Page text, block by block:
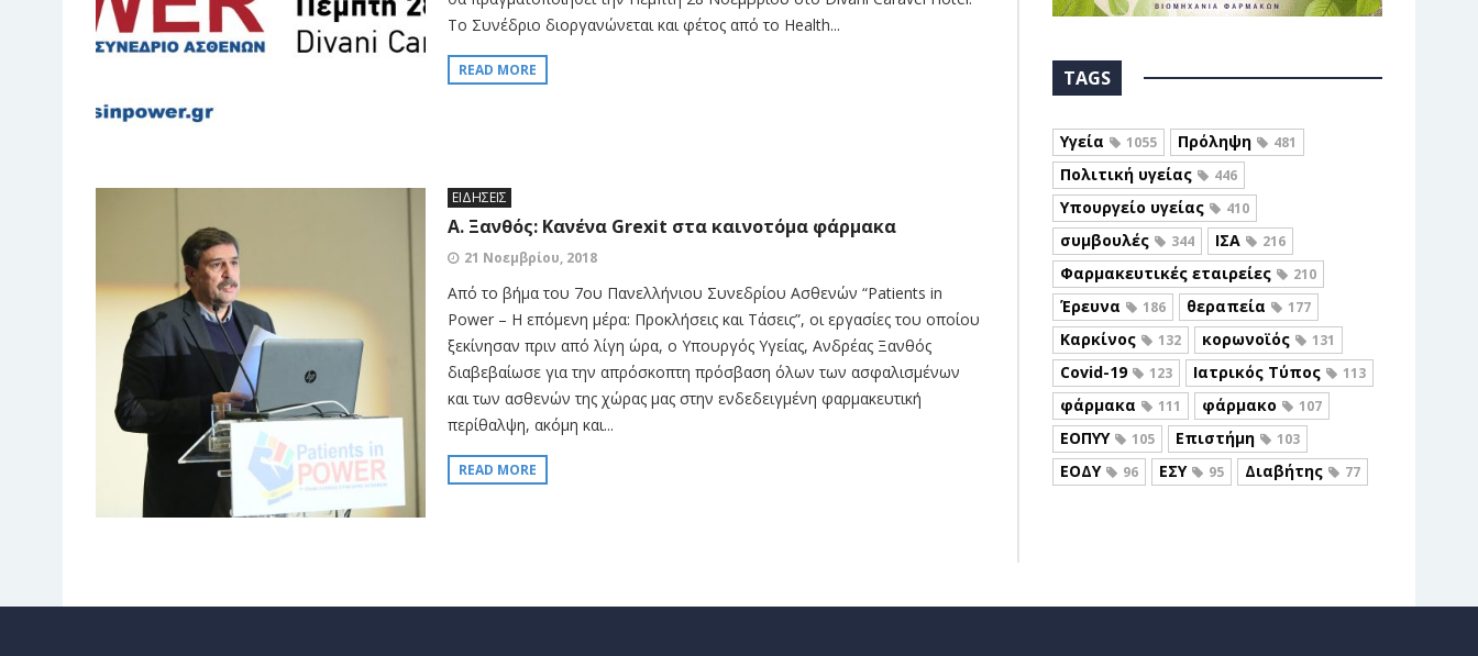
Το Συνέδριο διοργανώνεται και φέτος από το Health...
READ MORE
ΕΙΔΗΣΕΙΣ
Α. Ξανθός: Κανένα Grexit στα καινοτόμα φάρμακα
21 Νοεμβρίου, 2018
Από το βήμα του 7ου Πανελλήνιου Συνεδρίου Ασθενών “Patients in
Power – Η επόμενη μέρα: Προκλήσεις και Τάσεις”, οι εργασίες του οποίου
ξεκίνησαν πριν από λίγη ώρα, ο Υπουργός Υγείας, Ανδρέας Ξανθός
διαβεβαίωσε για την απρόσκοπτη πρόσβαση όλων των ασφαλισμένων
και των ασθενών της χώρας μας στην ενδεδειγμένη φαρμακευτική
περίθαλψη, ακόμη και...
READ MORE
TAGS
Υγεία 1055 Πρόληψη 481
Πολιτική υγείας 446
Υπουργείο υγείας 410
συμβουλές 344 ΙΣΑ 216
Φαρμακευτικές εταιρείες 210
Έρευνα 186 θεραπεία 177
Καρκίνος 132 κορωνοϊός 131
Covid-19 123 Ιατρικός Τύπος 113
φάρμακα 111 φάρμακο 107
ΕΟΠΥΥ 105 Επιστήμη 103
ΕΟΔΥ 96 ΕΣΥ 95 Διαβήτης 77